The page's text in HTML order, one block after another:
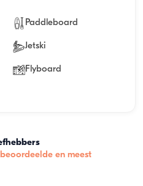
Paddleboard
Jetski
Flyboard
en meest